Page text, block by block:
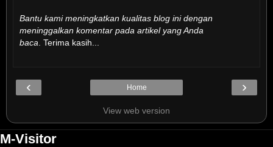
Bantu kami meningkatkan kualitas blog ini dengan
meninggalkan komentar pada artikel yang Anda
baca . Terima kasih...
‹ ›
Home
View web version
M-Visitor